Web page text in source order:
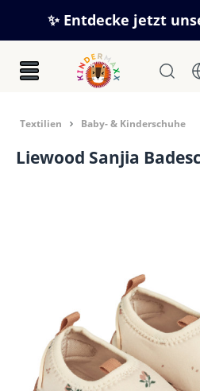
Zum Hauptinhalt springen
✨ Entdecke jetzt
Textilien Baby- & Kinderschuhe
Liewood Sanjia